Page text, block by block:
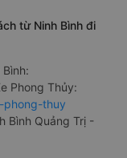
từ Ninh Bình đi
Phong Thủy:
phong-thuy
Bình Quảng Trị -